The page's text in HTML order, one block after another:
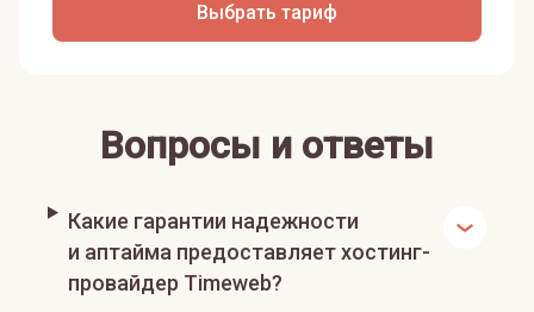
Выбрать тариф
Вопросы и ответы
Какие гарантии надежности
и аптайма предоставляет хостинг-
провайдер Timeweb?